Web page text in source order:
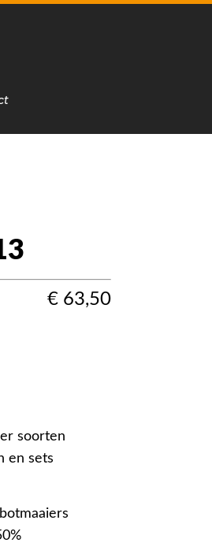
€ 63,50
soorten
en sets